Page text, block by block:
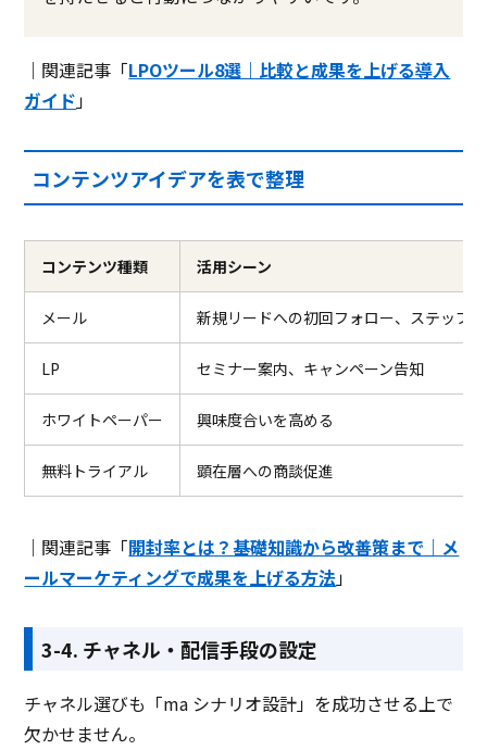
｜関連記事「LPOツール8選｜比較と成果を上げる導入
ガイド」
コンテンツアイデアを表で整理
コンテンツ種類 活用シーン
メール 新規リードへの初回フォロー、ステップ
LP セミナー案内、キャンペーン告知
ホワイトペーパー 興味度合いを高める
無料トライアル 顕在層への商談促進
｜関連記事「開封率とは？基礎知識から改善策まで｜メ
ールマーケティングで成果を上げる方法」
3-4. チャネル・配信手段の設定
チャネル選びも「ma シナリオ設計」を成功させる上で
欠かせません。